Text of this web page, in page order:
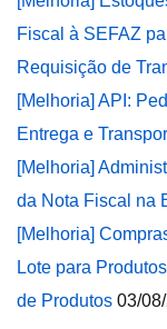
Fiscal à SEFAZ
Requisição de
[Melhoria] API:
Entrega e
[Melhoria]
da Nota Fiscal na
[Melhoria]
Lote para
de Produtos 03/